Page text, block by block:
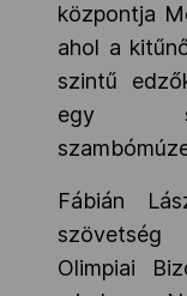
központja
ahol a
szintű
egy
Fábián
Olimpiai